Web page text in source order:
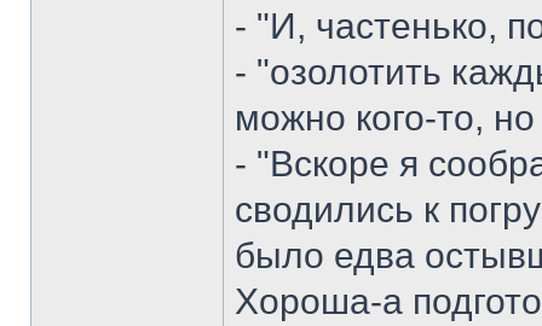
- "И, частенько,
- "озолотить
можно кого-то,
- "Вскоре я
сводились к
было едва
Хороша-а